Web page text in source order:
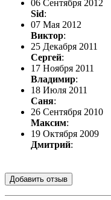
06 Сентября 2012
Sid:
07 Мая 2012
Виктор:
25 Декабря 2011
Сергей:
17 Ноября 2011
Владимир:
18 Июля 2011
Саня:
26 Сентября 2010
Максим:
19 Октября 2009
Дмитрий: